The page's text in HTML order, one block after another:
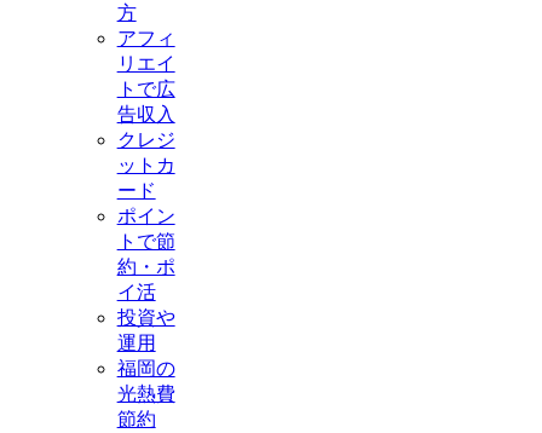
方
アフィ
リエイ
トで広
告収入
クレジ
ットカ
ード
ポイン
トで節
約・ポ
イ活
投資や
運用
福岡の
光熱費
節約